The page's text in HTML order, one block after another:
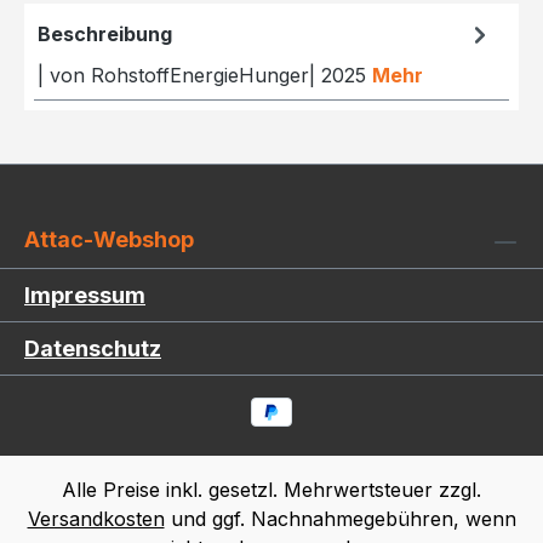
Beschreibung
| von RohstoffEnergieHunger| 2025 Mehr
Attac-Webshop
Impressum
Datenschutz
Alle Preise inkl. gesetzl. Mehrwertsteuer zzgl.
Versandkostenund ggf. Nachnahmegebühren, wenn